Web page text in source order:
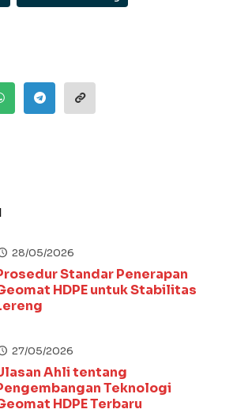
28/05/2026
Standar Penerapan
HDPE untuk Stabilitas
27/05/2026
Ahli tentang
Teknologi
HDPE Terbaru